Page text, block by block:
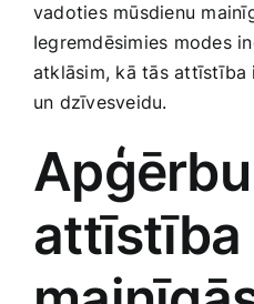
Smaržas, kosmētika
Sports, tūrisms un atpūta
TV un Sadzīves tehnika
Zoo preces
vadoties mūsdienu
Iegremdēsimies ‍modes
‍atklāsim, kā tās attīstība
un dzīvesveidu.
attīstība